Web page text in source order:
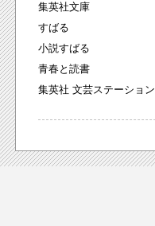
集英社文庫
すばる
小説すばる
青春と読書
集英社 文芸ステーション